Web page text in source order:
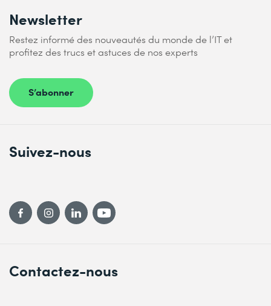
Newsletter
Restez informé des nouveautés du monde de l’IT et
profitez des trucs et astuces de nos experts
S’abonner
Contactez-nous
Suivez-nous